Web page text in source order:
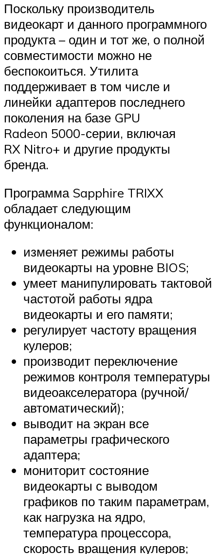
Поскольку производитель
видеокарт и данного программного
продукта – один и тот же, о полной
совместимости можно не
беспокоиться. Утилита
поддерживает в том числе и
линейки адаптеров последнего
поколения на базе GPU
Radeon 5000-серии, включая
RX Nitro+ и другие продукты
бренда.
Программа Sapphire TRIXX
обладает следующим
функционалом:
изменяет режимы работы
видеокарты на уровне BIOS;
умеет манипулировать тактовой
частотой работы ядра
видеокарты и его памяти;
регулирует частоту вращения
кулеров;
производит переключение
режимов контроля температуры
видеоакселератора (ручной/
автоматический);
выводит на экран все
параметры графического
адаптера;
мониторит состояние
видеокарты с выводом
графиков по таким параметрам,
как нагрузка на ядро,
температура процессора,
скорость вращения кулеров;